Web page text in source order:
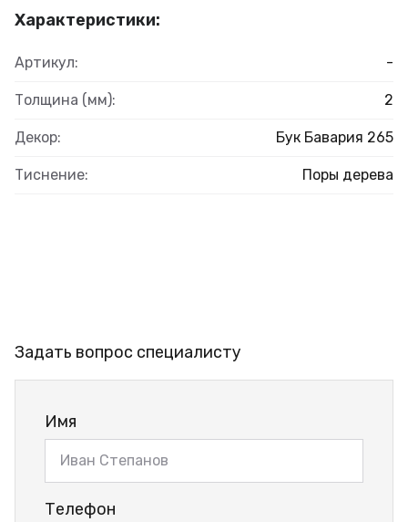
Характеристики:
Артикул: -
Толщина (мм): 2
Декор: Бук Бавария 265
Тиснение: Поры дерева
Задать вопрос специалисту
Имя
Телефон